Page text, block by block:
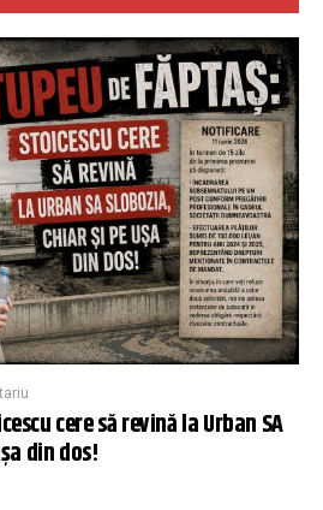
cere să revină la Urban SA
din dos!